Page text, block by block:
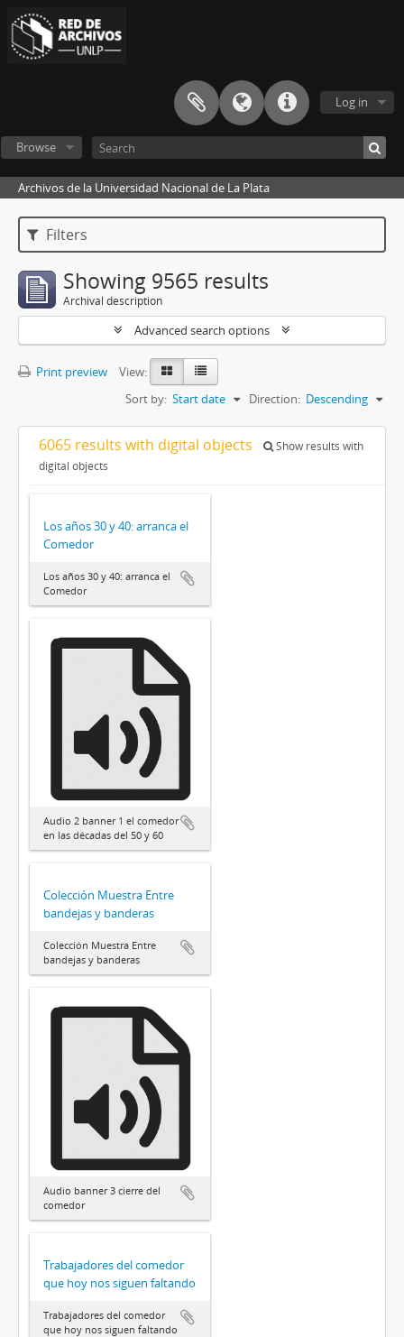
Log in
Browse
Archivos de la Universidad Nacional de La Plata
Filters
Showing 9565 results
Archival description
Advanced search options
Print preview
View:
Sort by: Start date Direction: Descending
6065 results with digital objects
Show results with
digital objects
Los años 30 y 40: arranca el
Comedor
Los años 30 y 40: arranca el
Comedor
Audio 2 banner 1 el comedor
en las décadas del 50 y 60
Colección Muestra Entre
bandejas y banderas
Colección Muestra Entre
bandejas y banderas
Audio banner 3 cierre del
comedor
Trabajadores del comedor
que hoy nos siguen faltando
Trabajadores del comedor
que hoy nos siguen faltando